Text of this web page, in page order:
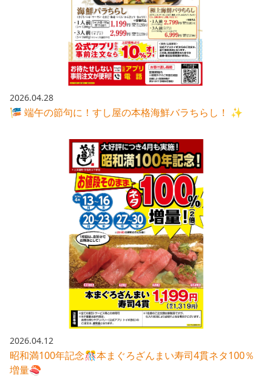
2026.04.28
🎏 端午の節句に！すし屋の本格海鮮バラちらし！ ✨
2026.04.12
昭和満100年記念🎊本まぐろざんまい寿司4貫ネタ100％
増量🍣